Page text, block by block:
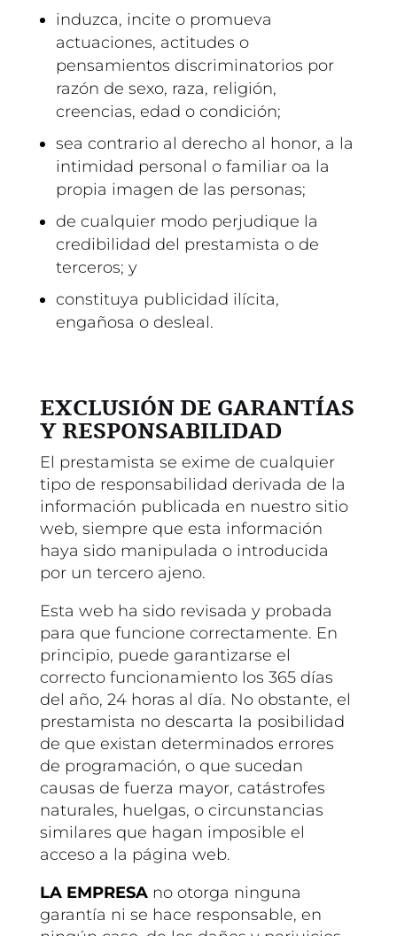
induzca, incite o promueva
actuaciones, actitudes o
pensamientos discriminatorios por
razón de sexo, raza, religión,
creencias, edad o condición;
sea contrario al derecho al honor, a la
intimidad personal o familiar oa la
propia imagen de las personas;
de cualquier modo perjudique la
credibilidad del prestamista o de
terceros; y
constituya publicidad ilícita,
engañosa o desleal.
EXCLUSIÓN DE GARANTÍAS
Y RESPONSABILIDAD
El prestamista se exime de cualquier
tipo de responsabilidad derivada de la
información publicada en nuestro sitio
web, siempre que esta información
haya sido manipulada o introducida
por un tercero ajeno.
Esta web ha sido revisada y probada
para que funcione correctamente. En
principio, puede garantizarse el
correcto funcionamiento los 365 días
del año, 24 horas al día. No obstante, el
prestamista no descarta la posibilidad
de que existan determinados errores
de programación, o que sucedan
causas de fuerza mayor, catástrofes
naturales, huelgas, o circunstancias
similares que hagan imposible el
acceso a la página web.
LA EMPRESA no otorga ninguna
garantía ni se hace responsable, en